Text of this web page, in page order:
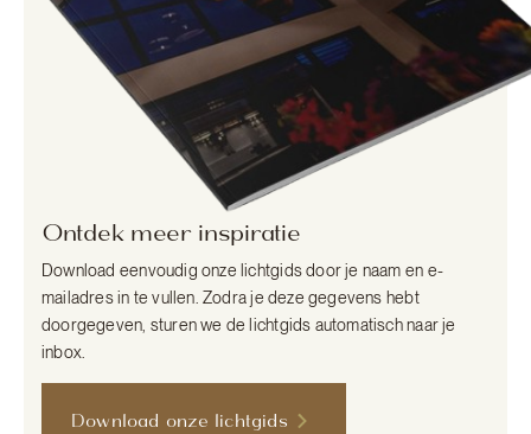
Ontdek meer inspiratie
Download eenvoudig onze lichtgids door je naam en e-
mailadres in te vullen. Zodra je deze gegevens hebt
doorgegeven, sturen we de lichtgids automatisch naar je
inbox.
Download onze lichtgids